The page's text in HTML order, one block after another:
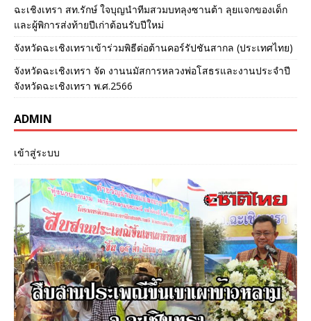
ฉะเชิงเทรา สท.รักษ์ ใจบุญนำทีมสวมบทลุงซานต้า ลุยแจกของเด็ก
และผู้พิการส่งท้ายปีเก่าต้อนรับปีใหม่
จังหวัดฉะเชิงเทราเข้าร่วมพิธีต่อต้านคอร์รัปชันสากล (ประเทศไทย)
จังหวัดฉะเชิงเทรา จัด งานนมัสการหลวงพ่อโสธรและงานประจำปี
จังหวัดฉะเชิงเทรา พ.ศ.2566
ADMIN
เข้าสู่ระบบ